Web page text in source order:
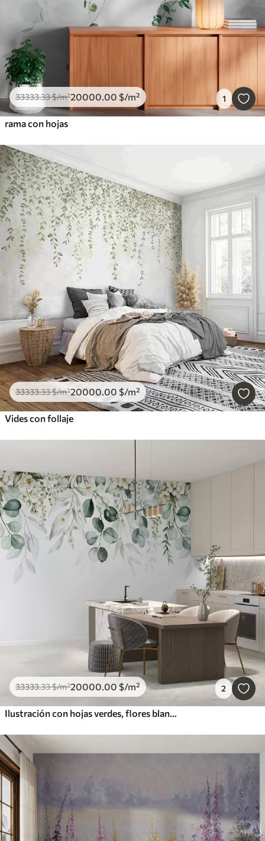
33333.33$/m²20000.00 $/m² 1
rama con hojas
33333.33$/m²20000.00 $/m²
Vides con follaje
33333.33$/m²20000.00 $/m² 2
Ilustración con hojas verdes, flores blancas, peonía y ramas